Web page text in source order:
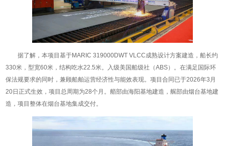
据了解，本项目基于MARIC 319000DWT VLCC成熟设计方案建造，船长约
330米，型宽60米，结构吃水22.5米。入级美国船级社（ABS）。在满足国际环
保法规要求的同时，兼顾船舶运营经济性与能效表现。项目合同已于2026年3月
20日正式生效，项目总周期为28个月。艏部由海阳基地建造，艉部由烟台基地建
造，项目整体在烟台基地集成交付。